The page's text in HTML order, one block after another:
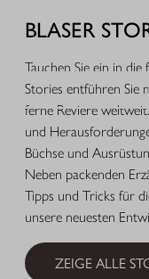
Freizeit.BLASER
Tauchen Sie ein in die
Stories entführen Sie
ferne Reviere
und
Büchse und
Neben packenden
Tipps und Tricks für
unsere neuesten
ZEIGE ALLE